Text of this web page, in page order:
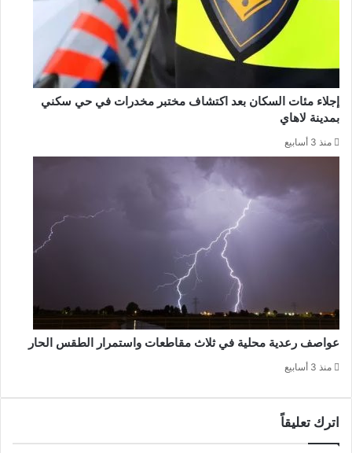
إجلاء مئات السكان بعد اكتشاف مختبر مخدرات في حي سكني
بمدينة لاهاي
منذ 3 أسابيع
عواصف رعدية محلية في ثلاث مقاطعات واستمرار الطقس الحار
منذ 3 أسابيع
اترك تعليقاً